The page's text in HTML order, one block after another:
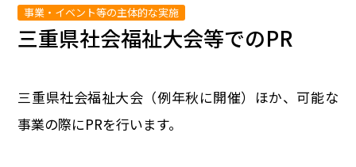
産業 自然と文化
インフラ 偉人
事業・イベント等の主体的な実施
三重県社会福祉大会等でのPR
三重県社会福祉大会（例年秋に開催）ほか、可能な
事業の際にPRを行います。